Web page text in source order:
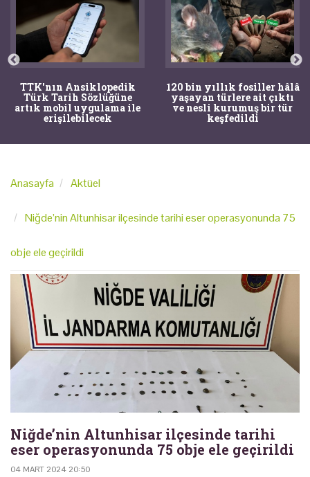
TTK'nın Ansiklopedik
Türk Tarih Sözlüğüne
artık mobil uygulama ile
erişilebilecek
120 bin yıllık fosiller hâlâ
yaşayan türlere ait çıktı
ve nesli kurumuş bir tür
keşfedildi
Anasayfa Aktüel
Niğde’nin Altunhisar ilçesinde tarihi eser operasyonunda 75
obje ele geçirildi
Niğde’nin Altunhisar ilçesinde tarihi
eser operasyonunda 75 obje ele geçirildi
04 MART 2024 20:50